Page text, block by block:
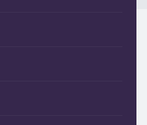
urna dolor sagittis